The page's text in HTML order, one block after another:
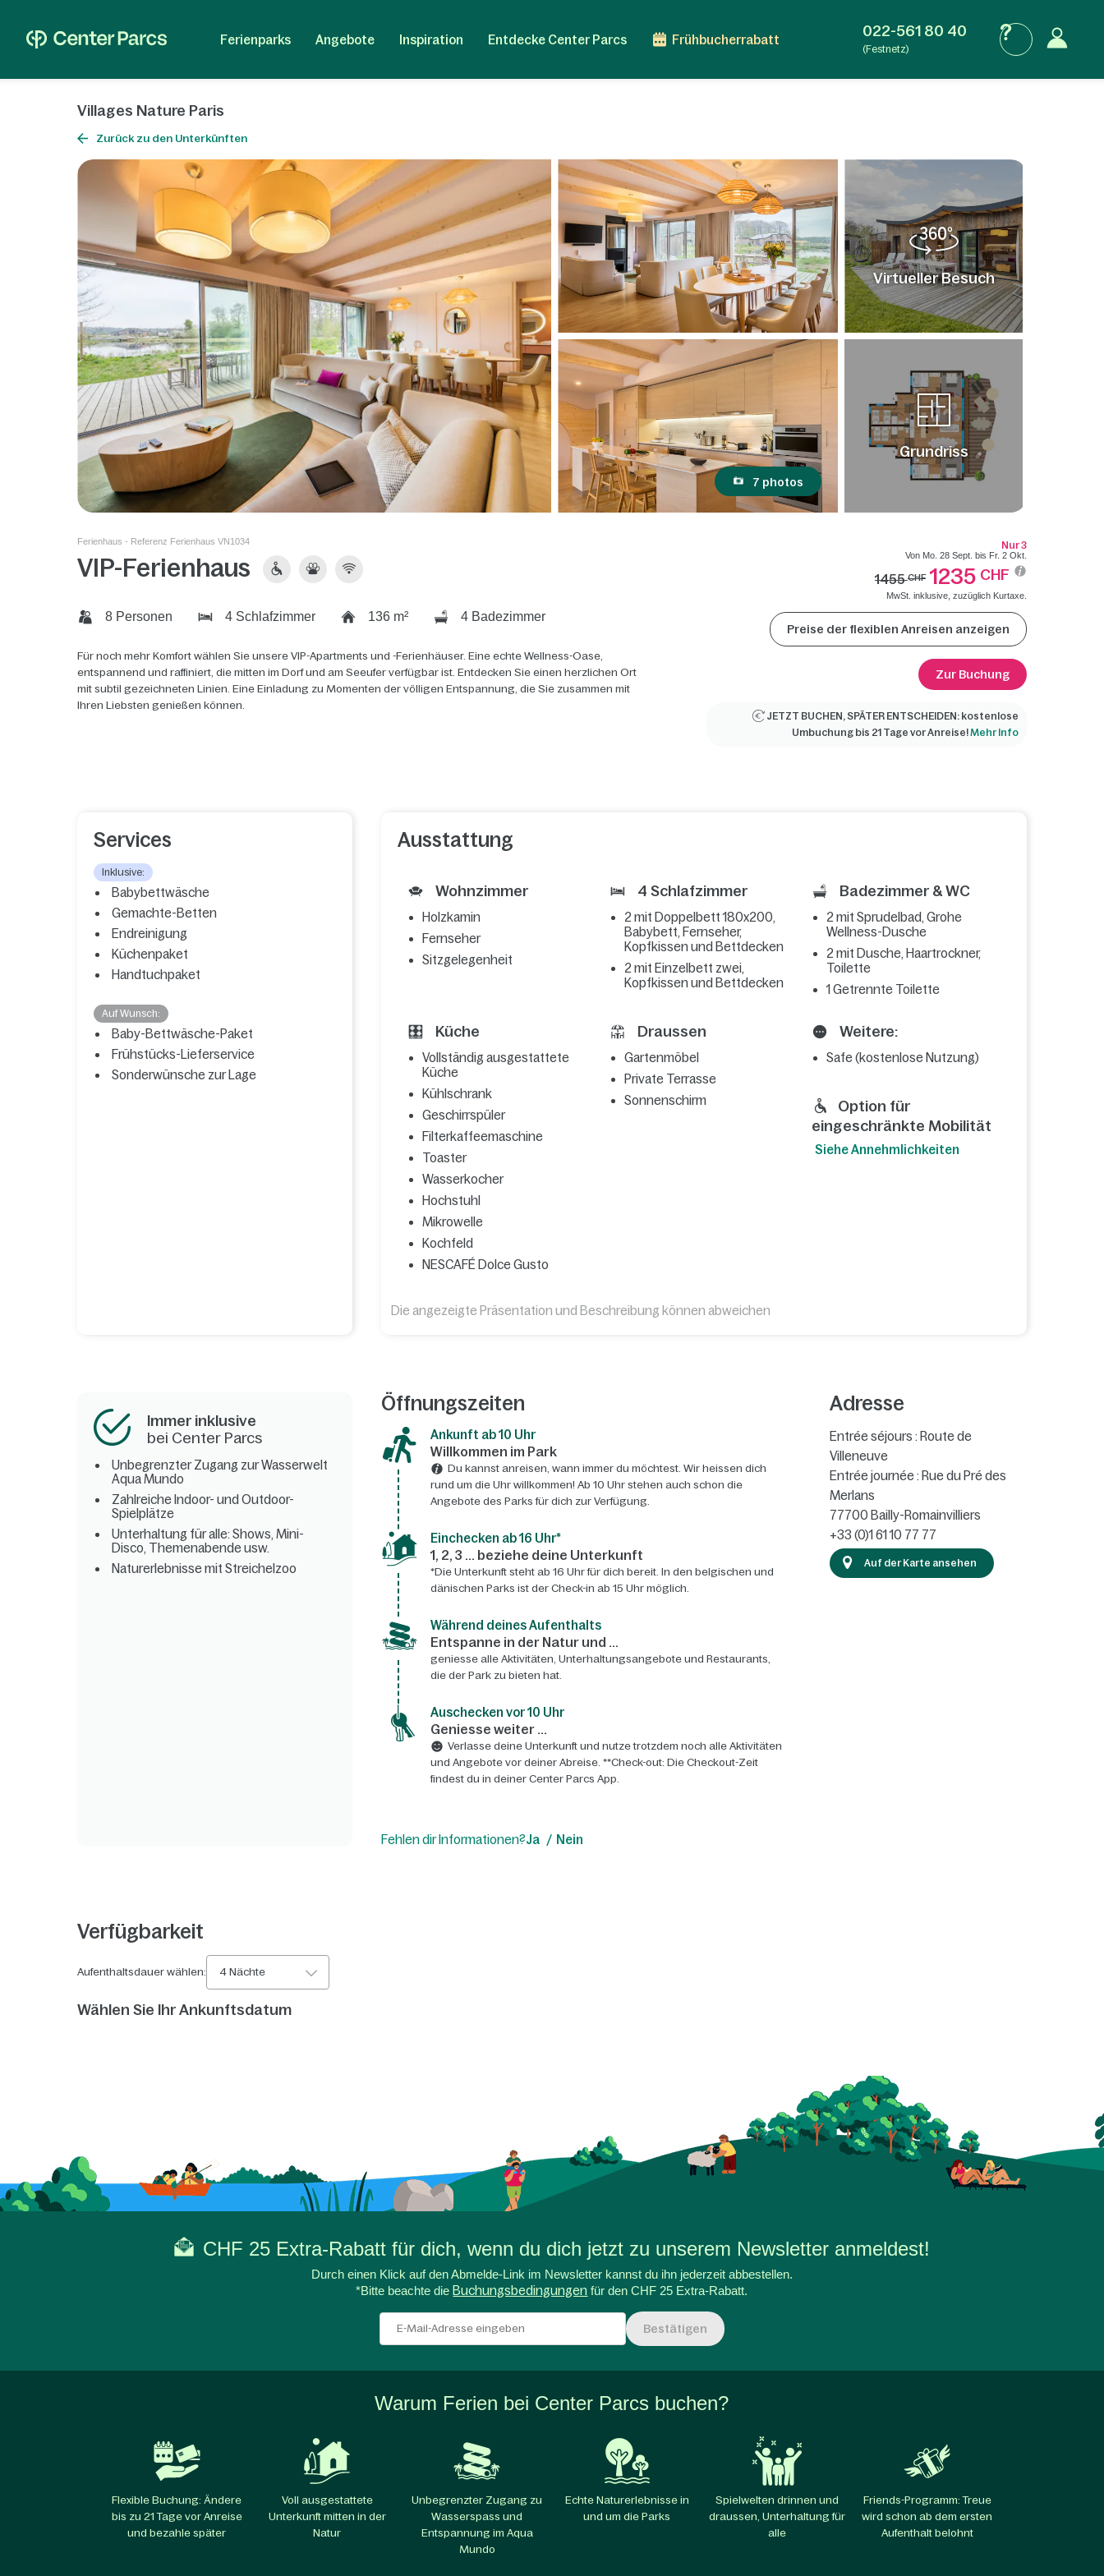
Ferienparks Angebote Inspiration Entdecke Center Parcs Frühbucherrabatt 022-561 80 40
(Festnetz)
Villages Nature Paris
Zurück zu den Unterkünften
7 photos
Virtueller Besuch
Grundriss
Ferienhaus - Referenz Ferienhaus VN1034
VIP-Ferienhaus
8 Personen 4 Schlafzimmer 136 m² 4 Badezimmer
Für noch mehr Komfort wählen Sie unsere VIP-Apartments und -Ferienhäuser. Eine echte Wellness-Oase,
entspannend und raffiniert, die mitten im Dorf und am Seeufer verfügbar ist. Entdecken Sie einen herzlichen Ort
mit subtil gezeichneten Linien. Eine Einladung zu Momenten der völligen Entspannung, die Sie zusammen mit
Ihren Liebsten genießen können.
Nur 3
Von Mo. 28 Sept. bis Fr. 2 Okt.
1455CHF 1235 CHF
MwSt. inklusive, zuzüglich Kurtaxe.
Preise der flexiblen Anreisen anzeigen
Zur Buchung
JETZT BUCHEN, SPÄTER ENTSCHEIDEN: kostenlose
Umbuchung bis 21 Tage vor Anreise!Mehr Info
Services
Inklusive:
Babybettwäsche
Gemachte-Betten
Endreinigung
Küchenpaket
Handtuchpaket
Auf Wunsch:
Baby-Bettwäsche-Paket
Frühstücks-Lieferservice
Sonderwünsche zur Lage
Ausstattung
Wohnzimmer
Holzkamin
Fernseher
Sitzgelegenheit
4 Schlafzimmer
2 mit Doppelbett 180x200,
Babybett, Fernseher,
Kopfkissen und Bettdecken
2 mit Einzelbett zwei,
Kopfkissen und Bettdecken
Badezimmer & WC
2 mit Sprudelbad, Grohe
Wellness-Dusche
2 mit Dusche, Haartrockner,
Toilette
1 Getrennte Toilette
Küche
Vollständig ausgestattete
Küche
Kühlschrank
Geschirrspüler
Filterkaffeemaschine
Toaster
Wasserkocher
Hochstuhl
Mikrowelle
Kochfeld
NESCAFÉ Dolce Gusto
Draussen
Gartenmöbel
Private Terrasse
Sonnenschirm
Weitere:
Safe (kostenlose Nutzung)
Option für
eingeschränkte Mobilität
Siehe Annehmlichkeiten
Die angezeigte Präsentation und Beschreibung können abweichen
Immer inklusive
bei Center Parcs
Unbegrenzter Zugang zur Wasserwelt
Aqua Mundo
Zahlreiche Indoor- und Outdoor-
Spielplätze
Unterhaltung für alle: Shows, Mini-
Disco, Themenabende usw.
Naturerlebnisse mit Streichelzoo
Öffnungszeiten
Ankunft ab 10 Uhr
Willkommen im Park
Du kannst anreisen, wann immer du möchtest. Wir heissen dich
rund um die Uhr willkommen! Ab 10 Uhr stehen auch schon die
Angebote des Parks für dich zur Verfügung.
Einchecken ab 16 Uhr*
1, 2, 3 ... beziehe deine Unterkunft
*Die Unterkunft steht ab 16 Uhr für dich bereit. In den belgischen und
dänischen Parks ist der Check-in ab 15 Uhr möglich.
Während deines Aufenthalts
Entspanne in der Natur und ...
geniesse alle Aktivitäten, Unterhaltungsangebote und Restaurants,
die der Park zu bieten hat.
Auschecken vor 10 Uhr
Geniesse weiter ...
Verlasse deine Unterkunft und nutze trotzdem noch alle Aktivitäten
und Angebote vor deiner Abreise. **Check-out: Die Checkout-Zeit
findest du in deiner Center Parcs App.
Adresse
Entrée séjours : Route de
Villeneuve
Entrée journée : Rue du Pré des
Merlans
77700 Bailly-Romainvilliers
+33 (0)1 61 10 77 77
Auf der Karte ansehen
Fehlen dir Informationen?Ja Nein
Verfügbarkeit
Aufenthaltsdauer wählen: 4 Nächte
Wählen Sie Ihr Ankunftsdatum
CHF 25 Extra-Rabatt für dich, wenn du dich jetzt zu unserem Newsletter anmeldest!
Durch einen Klick auf den Abmelde-Link im Newsletter kannst du ihn jederzeit abbestellen.
*Bitte beachte die Buchungsbedingungen für den CHF 25 Extra-Rabatt.
Bestätigen
Warum Ferien bei Center Parcs buchen?
Flexible Buchung: Ändere
bis zu 21 Tage vor Anreise
und bezahle später
Voll ausgestattete
Unterkunft mitten in der
Natur
Unbegrenzter Zugang zu
Wasserspass und
Entspannung im Aqua
Mundo​
Echte Naturerlebnisse in
und um die Parks​
Spielwelten drinnen und
draussen, Unterhaltung für
alle​
Friends-Programm: Treue
wird schon ab dem ersten
Aufenthalt belohnt​